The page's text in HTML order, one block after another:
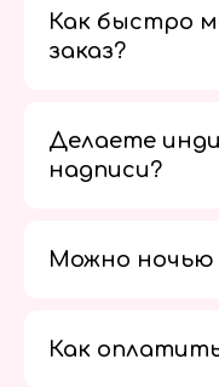
Как быстро
заказ?
Делаете
надписи?
Можно ночью
Как